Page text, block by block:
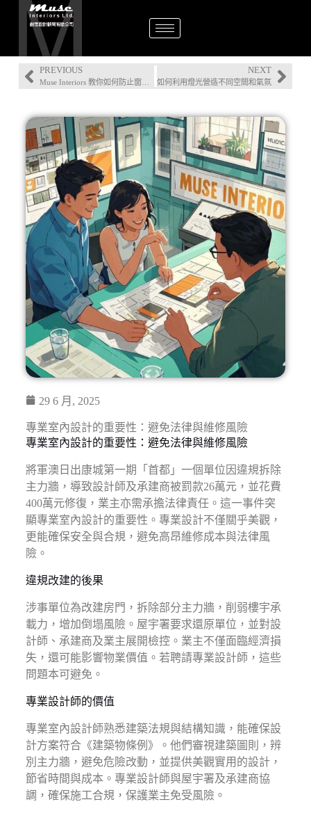
PREVIOUS
Muse Interiors 教你如何防止窗台及牆身滲水的妙法
NEXT
如何利用燈光營造不同空間和氣氛
29 6 月, 2025
專業室內設計的重要性：避免法律與維修風險
專業室內設計的重要性：避免法律與維修風險
將軍澳日出康城第一期「首都」一個單位因違規拆除
主力牆，導致設計師及承建商被罰款26萬元，並花費
400萬元修復，業主亦需承擔法律責任。這一事件突
顯專業室內設計的重要性。專業設計不僅關乎美觀，
更能確保安全與合規，避免高昂維修成本與法律風
險。
違規改建的後果
涉事單位為改建房門，拆除部分主力牆，削弱樓宇承
載力，增加倒塌風險。屋宇署要求還原單位，並對設
計師、承建商及業主展開檢控。業主不僅面臨經濟損
失，還可能影響物業價值。若聘請專業設計師，這些
問題本可避免。
專業設計師的價值
專業室內設計師熟悉建築法規與結構知識，能確保設
計方案符合《建築物條例》。他們審視建築圖則，辨
別主力牆，避免危險改動，並提供美觀實用的設計，
節省時間與成本。專業設計師與屋宇署及承建商協
調，確保施工合規，保護業主免受風險。